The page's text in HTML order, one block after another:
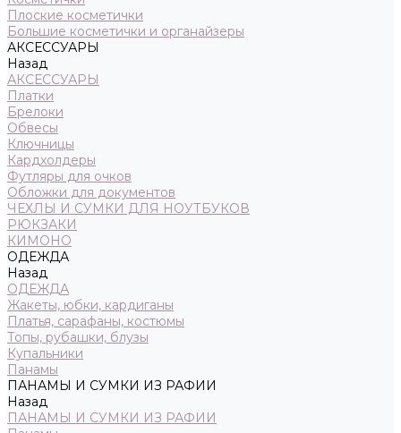
Плоские косметички
Большие косметички и органайзеры
АКСЕССУАРЫ
Назад
АКСЕССУАРЫ
Платки
Брелоки
Обвесы
Ключницы
Кардхолдеры
Футляры для очков
Обложки для документов
ЧЕХЛЫ И СУМКИ ДЛЯ НОУТБУКОВ
РЮКЗАКИ
КИМОНО
ОДЕЖДА
Назад
ОДЕЖДА
Жакеты, юбки, кардиганы
Платья, сарафаны, костюмы
Топы, рубашки, блузы
Купальники
Панамы
ПАНАМЫ И СУМКИ ИЗ РАФИИ
Назад
ПАНАМЫ И СУМКИ ИЗ РАФИИ